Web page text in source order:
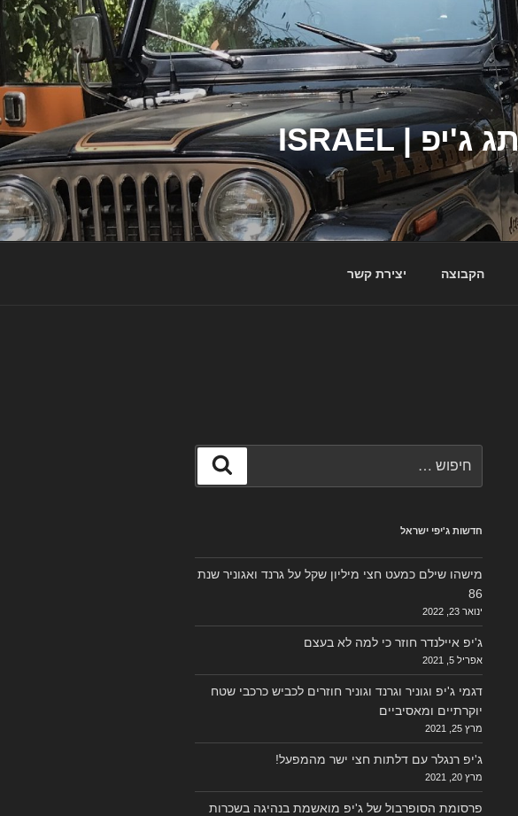
ג'יפי ישראל – הבית לג'יפאים ולמותג ג'יפ | ISRAEL
הקבוצה יצירת קשר
חדשות ג'יפי ישראל
מישהו שילם כמעט חצי מיליון שקל על גרנד ואגוניר שנת
86
ינואר 23, 2022
ג'יפ איילנדר חוזר כי למה לא בעצם
אפריל 5, 2021
דגמי ג'יפ וגוניר וגרנד וגוניר חוזרים לכביש כרכבי שטח
יוקרתיים ומאסיביים
מרץ 25, 2021
ג'יפ רנגלר עם דלתות חצי ישר מהמפעל!
מרץ 20, 2021
פרסומת הסופרבול של ג'יפ מואשמת בנהיגה בשכרות